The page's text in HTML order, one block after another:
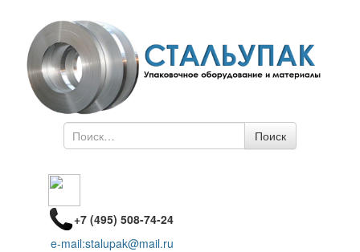
Поиск
по
Поиск
+7 (495) 508-74-24
e-mail:stalupak@mail.ru